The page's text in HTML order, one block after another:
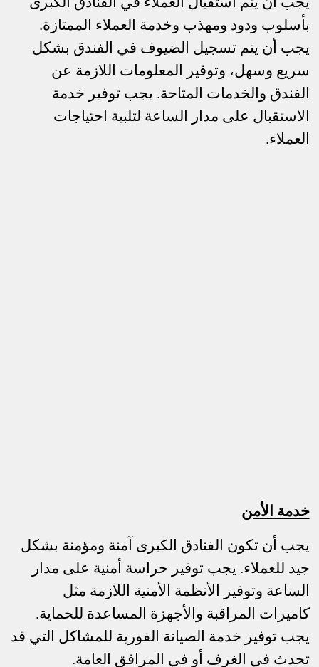
بأسلوب ودود ومهذب وخدمة العملاء الممتازة.
يجب أن يتم تسجيل الضيوف في الفندق بشكل
سريع وسهل، وتوفير المعلومات اللازمة عن
الفندق والخدمات المتاحة. يجب توفير خدمة
الاستقبال على مدار الساعة لتلبية احتياجات
العملاء.
خدمة الأمن
يجب أن تكون الفنادق الكبرى آمنة ومؤمنة بشكل
جيد للعملاء. يجب توفير حراسة أمنية على مدار
الساعة وتوفير الأنظمة الأمنية اللازمة مثل
كاميرات المراقبة والأجهزة المساعدة للحماية.
يجب توفير خدمة الصيانة الفورية للمشاكل التي قد
تحدث في الغرف أو في المرافق العامة.